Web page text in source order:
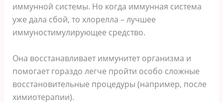
иммунной системы. Но когда иммунная система
уже дала сбой, то хлорелла – лучшее
иммуностимулирующее средство.
Она восстанавливает иммунитет организма и
помогает гораздо легче пройти особо сложные
восстановительные процедуры (например, после
химиотерапии).